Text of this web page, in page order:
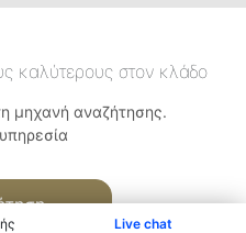
Live chat
καλύτερους στον κλάδο
μηχανή αναζήτησης.